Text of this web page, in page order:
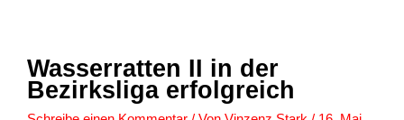
Wasserratten II in der
Bezirksliga erfolgreich